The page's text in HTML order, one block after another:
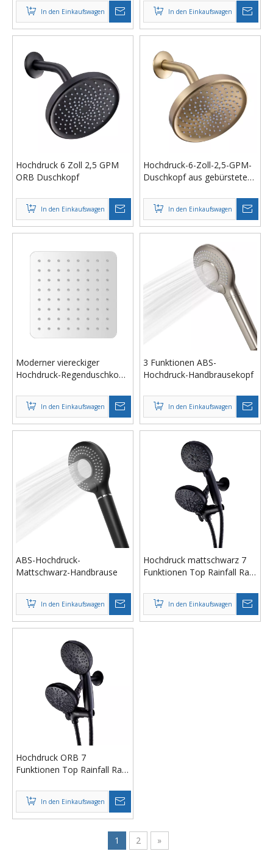
Herstellung Günstiger
Regen-Rundduschkopf
In den Einkaufswagen
2,5 GPM Duschkopf aus
gebürstetem Nickel
In den Einkaufswagen
Hochdruck 6 Zoll 2,5 GPM
ORB Duschkopf
In den Einkaufswagen
Hochdruck-6-Zoll-2,5-GPM-
Duschkopf aus gebürstetem
In den Einkaufswagen
Moderner viereckiger
Hochdruck-Regenduschkopf
In den Einkaufswagen
3 Funktionen ABS-
Hochdruck-Handbrausekopf
In den Einkaufswagen
ABS-Hochdruck-
Mattschwarz-Handbrause
In den Einkaufswagen
Hochdruck mattschwarz 7
Funktionen Top Rainfall Rain
Handbrause
In den Einkaufswagen
Hochdruck ORB 7
Funktionen Top Rainfall Rain
Handbrause
In den Einkaufswagen
1 2 »